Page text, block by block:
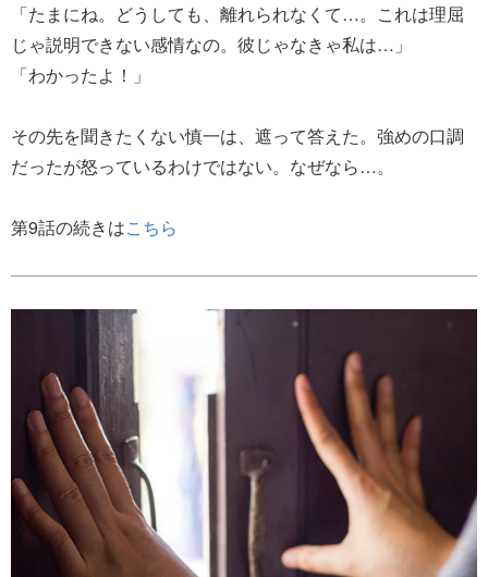
「たまにね。どうしても、離れられなくて…。これは理屈
じゃ説明できない感情なの。彼じゃなきゃ私は…」
「わかったよ！」
その先を聞きたくない慎一は、遮って答えた。強めの口調
だったが怒っているわけではない。なぜなら…。
第9話の続きはこちら